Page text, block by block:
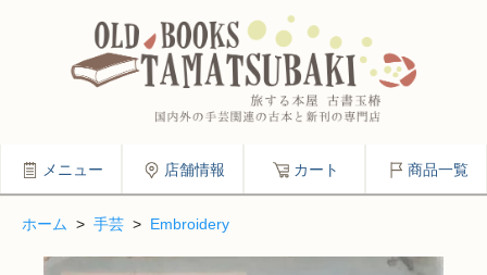
メニュー 店舗情報 カート 商品一覧
ホーム > 手芸 > Embroidery